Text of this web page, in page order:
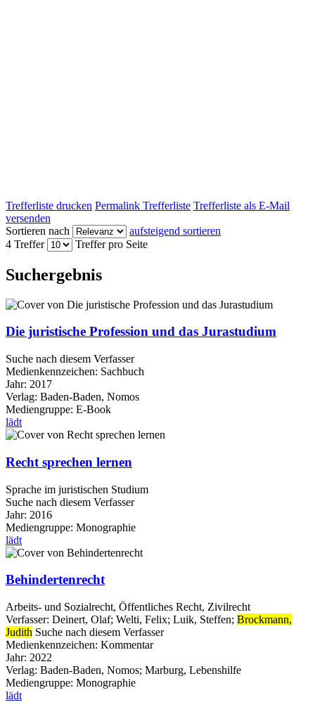
Trefferliste drucken Permalink Trefferliste Trefferliste als E-Mail
versenden
Sortieren nach
aufsteigend sortieren
4 Treffer
Treffer pro Seite
Suchergebnis
Die juristische Profession und das Jurastudium
Suche nach diesem Verfasser
Medienkennzeichen: Sachbuch
Jahr: 2017
Verlag: Baden-Baden, Nomos
Mediengruppe: E-Book
lädt
Recht sprechen lernen
Sprache im juristischen Studium
Suche nach diesem Verfasser
Jahr: 2016
Mediengruppe: Monographie
lädt
Behindertenrecht
Arbeits- und Sozialrecht, Öffentliches Recht, Zivilrecht
Verfasser: Deinert, Olaf; Welti, Felix; Luik, Steffen; Brockmann,
Judith Suche nach diesem Verfasser
Medienkennzeichen: Kommentar
Jahr: 2022
Verlag: Baden-Baden, Nomos; Marburg, Lebenshilfe
Mediengruppe: Monographie
lädt